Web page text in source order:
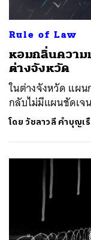
Rule of Law
หอมกลิ่นควา
ต่างจังหวัด
ในต่างจังหวัด แผน
กลับไม่มีแผนชัดเจ
โดยวัชลาวลี คำบุญเ